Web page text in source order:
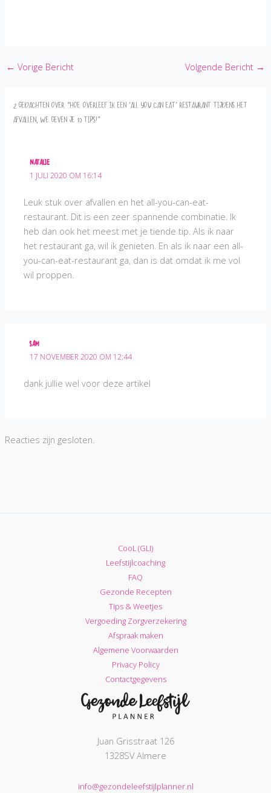
← Vorige Bericht Volgende Bericht →
2 gedachten over “Hoe overleef ik een ‘All you can eat’ restaurant tijdens het
afvallen, we geven je 10 tips!”
NATALIE
1 JULI 2020 OM 16:14
Leuk stuk over afvallen en het all-you-can-eat-
restaurant. Dit is een zeer spannende combinatie. Ik
heb dan ook het meest met je tiende tip. Als ik naar
het restaurant ga, wil ik genieten. En als ik naar een all-
you-can-eat-restaurant ga, dan is dat omdat ik me vol
wil proppen.
SAM
17 NOVEMBER 2020 OM 12:44
dank jullie wel voor deze artikel
Reacties zijn gesloten.
CooL (GLI)
Leefstijlcoaching
FAQ
Gezonde Recepten
Tips & Weetjes
Vergoeding Zorgverzekering
Afspraak maken
Algemene Voorwaarden
Privacy Policy
Contactgegevens
Juan Grisstraat 126
1328SV Almere
info@gezondeleefstijlplanner.nl